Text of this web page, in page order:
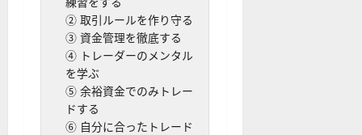
② 取引ルールを作り守る
③ 資金管理を徹底する
④ トレーダーのメンタル
を学ぶ
⑤ 余裕資金でのみトレー
ドする
⑥ 自分に合ったトレード